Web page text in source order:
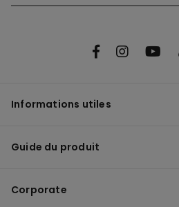
Informations utiles
Guide du produit
Corporate